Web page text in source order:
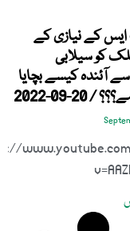
کے نیازی کے
کو سیلابی
آئندہ کیسے بچایا
20-09-2022